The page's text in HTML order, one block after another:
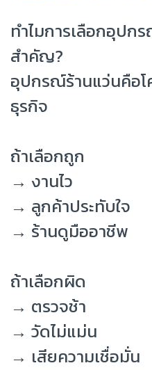
ทำไมการเลือกอุป
สำคัญ?
อุปกรณ์ร้านแว่นคือ
ธุรกิจ
ถ้าเลือกถูก
→ งานไว
→ ลูกค้าประทับใจ
→ ร้านดูมืออาชีพ
ถ้าเลือกผิด
→ ตรวจช้า
→ วัดไม่แม่น
→ เสียความเชื่อมั่น